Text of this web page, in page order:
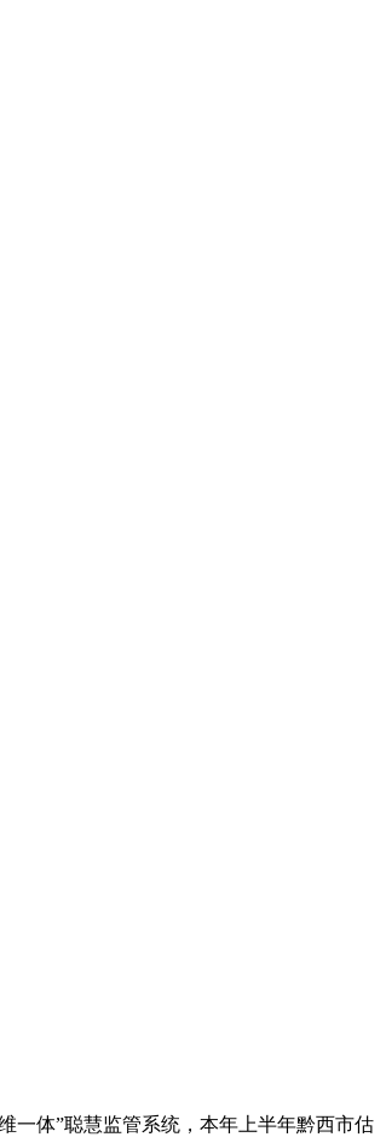
体”聪慧监管系统，本年上半年黔西市估